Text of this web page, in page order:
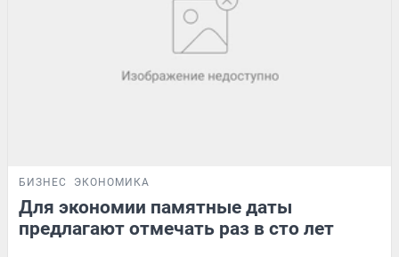
БИЗНЕС ЭКОНОМИКА
Для экономии памятные даты
предлагают отмечать раз в сто лет